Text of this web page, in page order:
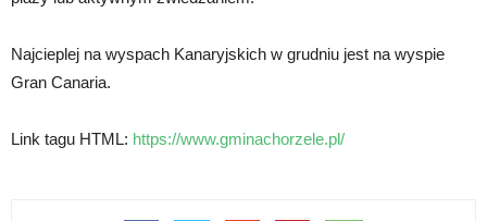
Najcieplej na wyspach Kanaryjskich w grudniu jest na wyspie
Gran Canaria.
Link tagu HTML: https://www.gminachorzele.pl/